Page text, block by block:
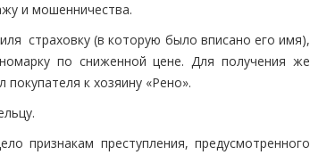
и мошенничества.
страховку (в которую было вписано его имя),
по сниженной цене. Для получения же
к хозяину «Рено».
признакам преступления, предусмотренного